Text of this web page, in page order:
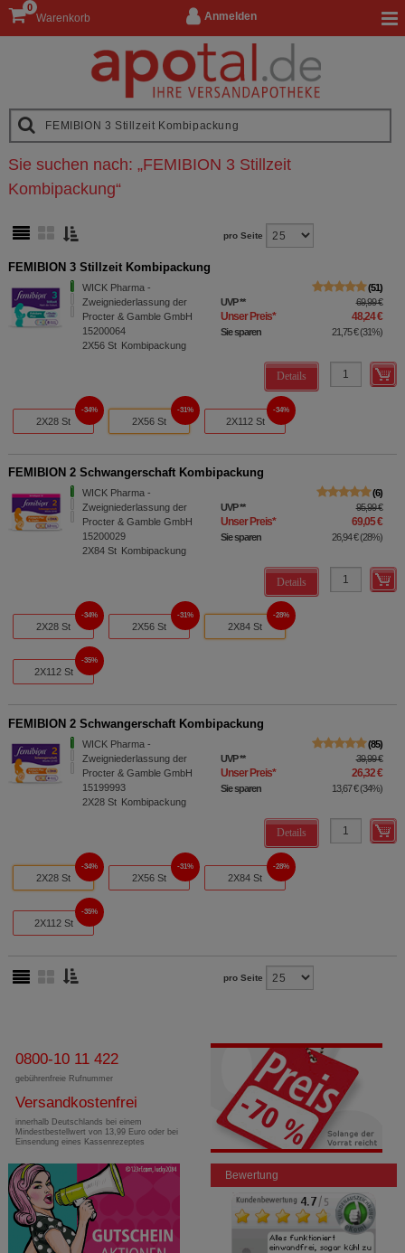
Anmelden
Warenkorb
0
Sie suchen nach: „FEMIBION 3 Stillzeit
Kombipackung“
pro Seite
FEMIBION 3 Stillzeit Kombipackung
WICK Pharma -
Zweigniederlassung der
Procter & Gamble GmbH
15200064
2X56 St Kombipackung
51
UVP** 69,99 €
Unser Preis* 48,24 €
Sie sparen 21,75 €(31%)
Details
2X28 St
34%
2X56 St
31%
2X112 St
34%
FEMIBION 2 Schwangerschaft Kombipackung
WICK Pharma -
Zweigniederlassung der
Procter & Gamble GmbH
15200029
2X84 St Kombipackung
6
UVP** 95,99 €
Unser Preis* 69,05 €
Sie sparen 26,94 €(28%)
Details
2X28 St
34%
2X56 St
31%
2X84 St
28%
2X112 St
35%
FEMIBION 2 Schwangerschaft Kombipackung
WICK Pharma -
Zweigniederlassung der
Procter & Gamble GmbH
15199993
2X28 St Kombipackung
85
UVP** 39,99 €
Unser Preis* 26,32 €
Sie sparen 13,67 €(34%)
Details
2X28 St
34%
2X56 St
31%
2X84 St
28%
2X112 St
35%
pro Seite
0800-10 11 422
gebührenfreie Rufnummer
Versandkostenfrei
innerhalb Deutschlands bei einem
Mindestbestellwert von 13,99 Euro oder bei
Einsendung eines Kassenrezeptes
Bewertung